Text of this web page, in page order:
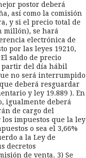
postor deberá
así como la comisión
y si el precio total de
millón), se hará
electrónica de
por las leyes 19210,
saldo de precio
partir del día hábil
no será interrumpido
deberá resguardar
y ley 19.889 ). En
igualmente deberá
de cargo del
impuestos que la ley
o sea el 3,66%
a la Ley de
decretos
de venta. 3) Se